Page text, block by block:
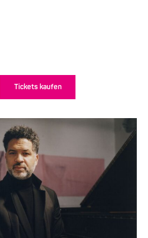
Tickets kaufen